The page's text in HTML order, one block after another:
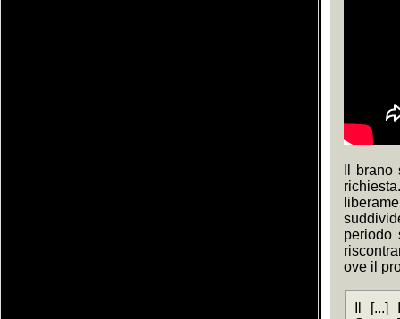
Il
periodo
ove il
Il [...]